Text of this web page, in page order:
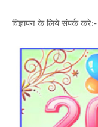
विज्ञापन के लिये संपर्क